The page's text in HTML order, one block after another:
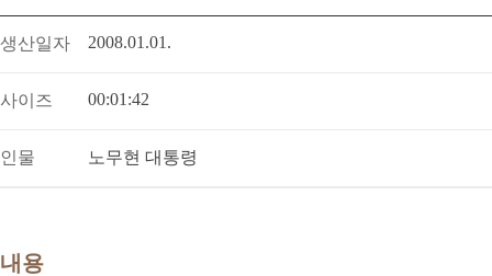
생산일자 2008.01.01.
사이즈 00:01:42
인물 노무현 대통령
내용